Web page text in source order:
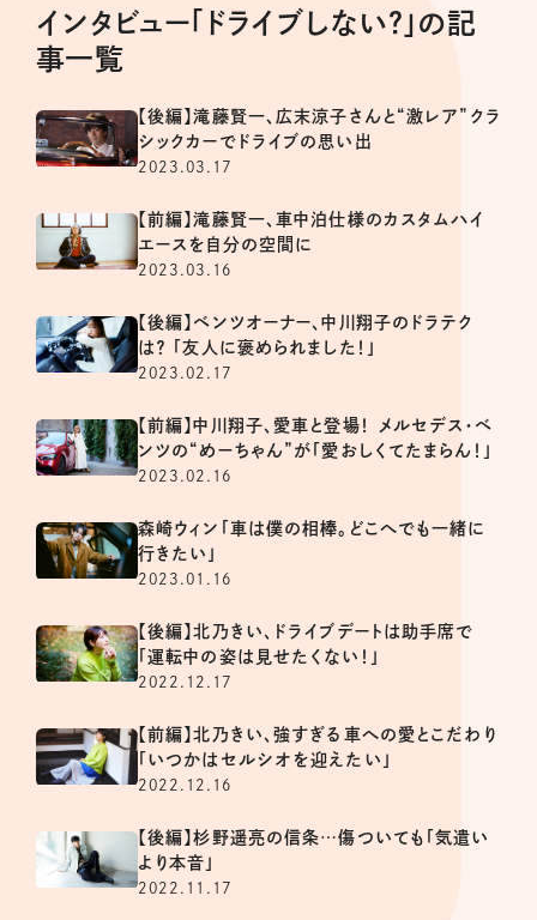
インタビュー「ドライブしない？」の記
事一覧
【後編】滝藤賢一、広末涼子さんと“激レア”クラ
シックカーでドライブの思い出
2023.03.17
【前編】滝藤賢一、車中泊仕様のカスタムハイ
エースを自分の空間に
2023.03.16
【後編】ベンツオーナー、中川翔子のドラテク
は？ 「友人に褒められました！」
2023.02.17
【前編】中川翔子、愛車と登場！ メルセデス・ベ
ンツの“めーちゃん”が「愛おしくてたまらん！」
2023.02.16
森崎ウィン「車は僕の相棒。どこへでも一緒に
行きたい」
2023.01.16
【後編】北乃きい、ドライブデートは助手席で
「運転中の姿は見せたくない！」
2022.12.17
【前編】北乃きい、強すぎる車への愛とこだわり
「いつかはセルシオを迎えたい」
2022.12.16
【後編】杉野遥亮の信条…傷ついても「気遣い
より本音」
2022.11.17